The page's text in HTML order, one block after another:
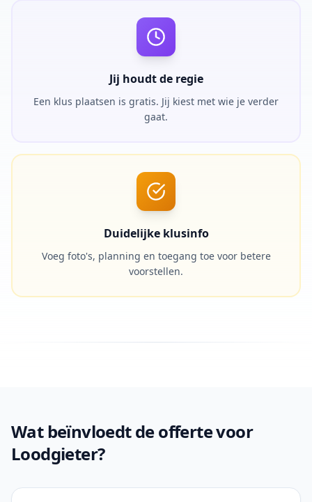
Jij houdt de regie
Een klus plaatsen is gratis. Jij kiest met wie je verder
gaat.
Duidelijke klusinfo
Voeg foto's, planning en toegang toe voor betere
voorstellen.
Wat beïnvloedt de offerte voor
Loodgieter?